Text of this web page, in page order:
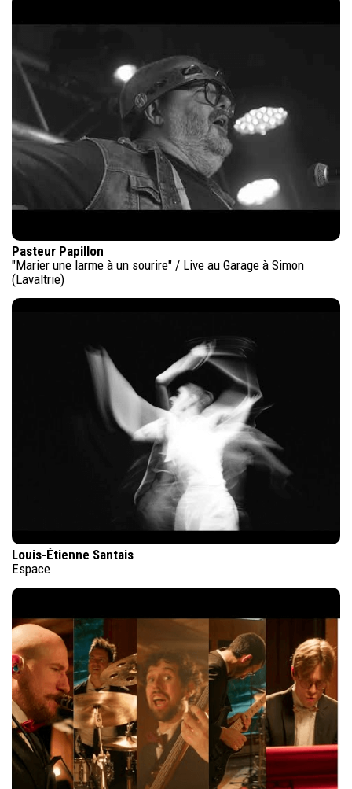
Pasteur Papillon
"Marier une larme à un sourire" / Live au Garage à Simon
(Lavaltrie)
Louis-Étienne Santais
Espace